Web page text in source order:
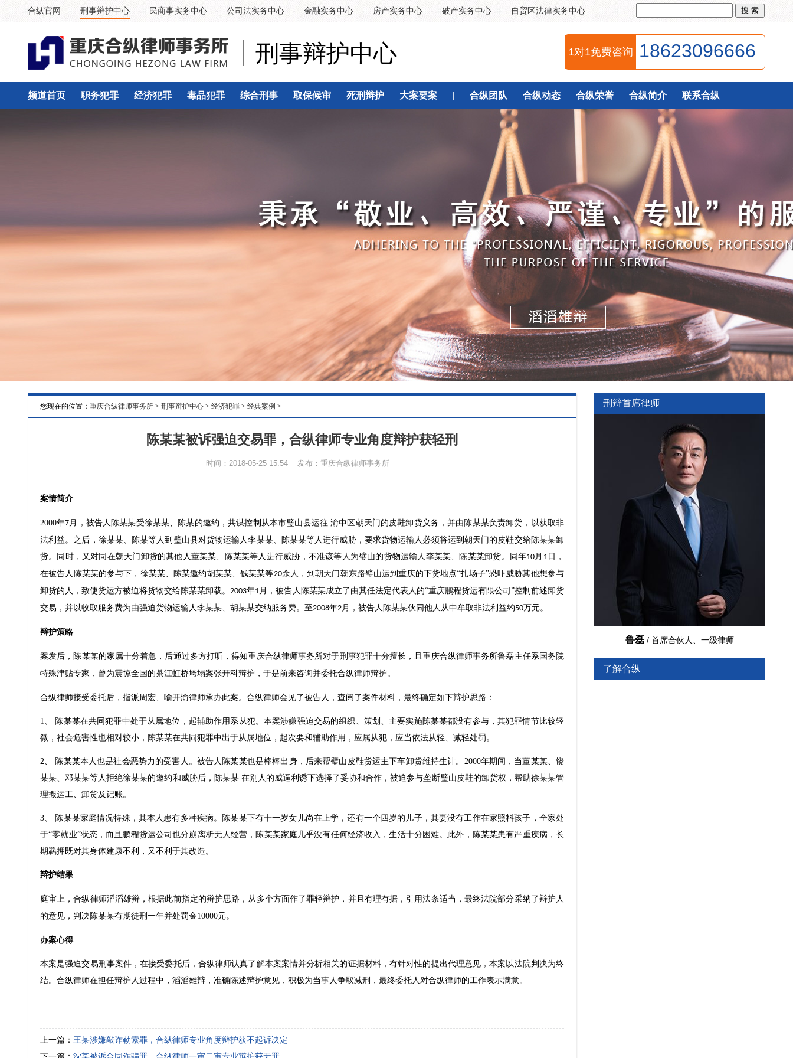
合纵官网 - 刑事辩护中心 - 民商事实务中心 - 公司法实务中心 - 金融实务中心 - 房产实务中心 - 破产实务中心 - 自贸区法律实务中心
刑事辩护中心 1对1免费咨询 18623096666
频道首页 职务犯罪 经济犯罪 毒品犯罪 综合刑事 取保候审 死刑辩护 大案要案 | 合纵团队 合纵动态 合纵荣誉 合纵简介 联系合纵
您现在的位置： 重庆合纵律师事务所 > 刑事辩护中心 > 经济犯罪 > 经典案例 >
陈某某被诉强迫交易罪，合纵律师专业角度辩护获轻刑
时间：2018-05-25 15:54 发布：重庆合纵律师事务所
案情简介
2000年7月，被告人陈某某受徐某某、陈某的邀约，共谋控制从本市璧山县运往 渝中区朝天门的皮鞋卸货义务，并由陈某某负责卸货，以获取非
法利益。之后，徐某某、陈某等人到璧山县对货物运输人李某某、陈某某等人进行威胁，要求货物运输人必须将运到朝天门的皮鞋交给陈某某卸
货。同时，又对同在朝天门卸货的其他人董某某、陈某某等人进行威胁，不准该等人为璧山的货物运输人李某某、陈某某卸货。同年10月 1日，
在被告人陈某某的参与下，徐某某、陈某邀约胡某某、钱某某等20余人，到朝天门朝东路璧山运到重庆的下货地点“扎场子”恐吓威胁其他想参与
卸货的人，致使货运方被迫将货物交给陈某某卸载。2003年1月，被告人陈某某成立了由其任法定代表人的“重庆鹏程货运有限公司”控制前述卸货
交易，并以收取服务费为由强迫货物运输人李某某、胡某某交纳服务费。至2008年2月，被告人陈某某伙同他人从中牟取非法利益约50万元。
辩护策略
案发后， 陈某某的家属十分着急，后通过多方打听，得知重庆合纵律师事务所对于刑事犯罪十分擅长，且重庆合纵律师事务所鲁磊主任系国务院
特殊津贴专家，曾为震惊全国的綦江虹桥垮塌案张开科辩护，于是前来咨询并委托合纵律师辩护。
合纵律师接受委托后，指派周宏、喻开渝律师承办此案。合纵律师会见了被告人，查阅了案件材料，最终确定如下辩护思路：
1、
陈某某在共同犯罪中处于从属地位，起辅助作用系从犯。本案涉嫌强迫交易的组织、策划、主要实施陈某某都没有参与，其犯罪情节比较轻
微，社会危害性也相对较小，陈某某在共同犯罪中出于从属地位，起次要和辅助作用，应属从犯，应当依法从轻、减轻处罚。
2、 陈某某本人也是社会恶势力的受害人。被告人陈某某也是棒棒出身，后来帮璧山皮鞋货运主下车卸货维持生计。 2000年期间，当董某某、饶
某某、邓某某等人拒绝徐某某的邀约和威胁后，陈某某 在别人的威逼利诱下选择了妥协和合作，被迫参与垄断璧山皮鞋的卸货权，帮助徐某某管
理搬运工、卸货及记账。
3、
陈某某家庭情况特殊，其本人患有多种疾病。陈某某下有十一岁女儿尚在上学，还有一个四岁的儿子，其妻没有工作在家照料孩子，全家处
于“零就业”状态，而且鹏程货运公司也分崩离析无人经营，陈某某家庭几乎没有任何经济收入，生活十分困难。此外，陈某某患有严重疾病，长
期羁押既对其身体建康不利，又不利于其改造。
辩护结果
庭审上，合纵律师滔滔雄辩，根据此前指定的辩护思路，从多个方面作了罪轻辩护，并且有理有据，引用法条适当，最终法院部分采纳了辩护人
的意见，判决陈某某有期徒刑 一年并处罚金10000元。
办案心得
本案是强迫交易刑事案件，在接受委托后，合纵律师认真了解本案案情并分析相关的证据材料，有针对性的提出代理意见，本案以法院判决为终
结。合纵律师在担任辩护人过程中，滔滔雄辩，准确陈述辩护意见，积极为当事人争取减刑，最终委托人对合纵律师的工作表示满意。
上一篇： 王某涉嫌敲诈勒索罪，合纵律师专业角度辩护获不起诉决定
刑辩首席律师
鲁磊 / 首席合伙人、一级律师
了解合纵